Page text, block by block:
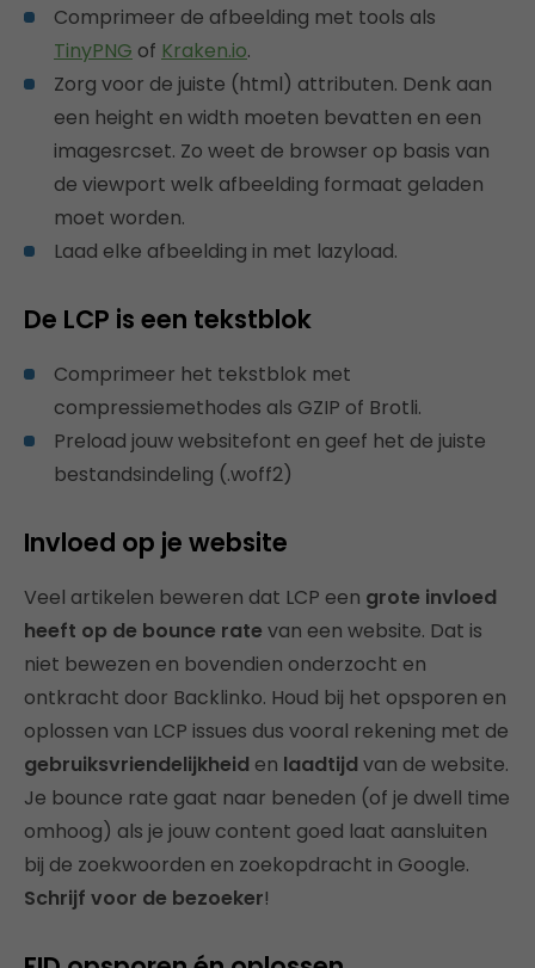
Comprimeer de afbeelding met tools als
TinyPNG of Kraken.io.
Zorg voor de juiste (html) attributen. Denk aan
een height en width moeten bevatten en een
imagesrcset. Zo weet de browser op basis van
de viewport welk afbeelding formaat geladen
moet worden.
Laad elke afbeelding in met lazyload.
De LCP is een tekstblok
Comprimeer het tekstblok met
compressiemethodes als GZIP of Brotli.
Preload jouw websitefont en geef het de juiste
bestandsindeling (.woff2)
Invloed op je website
Veel artikelen beweren dat LCP een grote invloed
heeft op de bounce rate van een website. Dat is
niet bewezen en bovendien onderzocht en
ontkracht door Backlinko. Houd bij het opsporen en
oplossen van LCP issues dus vooral rekening met de
gebruiksvriendelijkheid en laadtijd van de website.
Je bounce rate gaat naar beneden (of je dwell time
omhoog) als je jouw content goed laat aansluiten
bij de zoekwoorden en zoekopdracht in Google.
Schrijf voor de bezoeker!